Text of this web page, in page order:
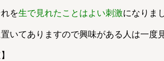
を生で見れたことはよい刺激になりま
いてありますので興味がある人は一度